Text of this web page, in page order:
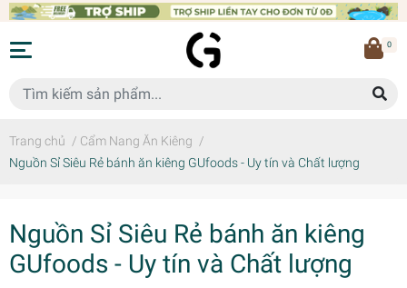
0
Trang chủ / Cẩm Nang Ăn Kiêng /
Nguồn Sỉ Siêu Rẻ bánh ăn kiêng GUfoods - Uy tín và Chất lượng
Nguồn Sỉ Siêu Rẻ bánh ăn kiêng
GUfoods - Uy tín và Chất lượng